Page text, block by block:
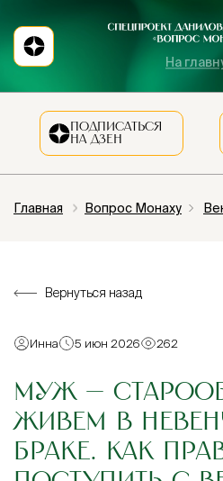
На
ПОДПИСАТЬСЯ
НА ДЗЕН
Главная Вопрос Монаху
Вернуться назад
Инна 5 июн 2026 262
МУЖ —
ЖИВЕМ В
БРАКЕ. КАК